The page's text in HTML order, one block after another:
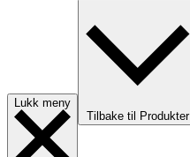
Lukk meny
Tilbake til Produkter